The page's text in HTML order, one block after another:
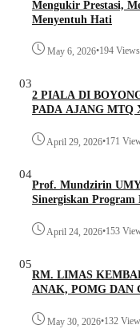
Mengukir Prestasi,
Menyentuh Hati
May 6, 2026•194 Views
03
2 PIALA DI
PADA AJANG MTQ
April 29, 2026•171
04
Prof. Mundzirin
Sinergiskan Program
April 24, 2026•153
05
RM. LIMAS
ANAK, POMG DAN
May 30, 2026•132